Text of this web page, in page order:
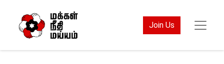
Join Us